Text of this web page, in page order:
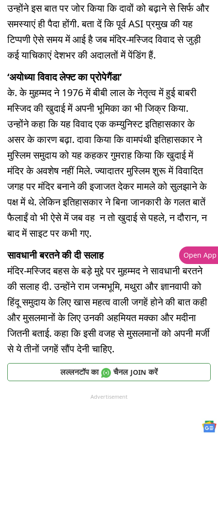
उन्होंने इस बात पर जोर किया कि दावों को बढ़ाने से सिर्फ और
समस्याएं ही पैदा होंगी. बता दें कि पूर्व ASI प्रमुख की यह
टिप्पणी ऐसे समय में आई है जब मंदिर-मस्जिद विवाद से जुड़ी
कई याचिकाएं देशभर की अदालतों में पेंडिंग हैं.
‘अयोध्या विवाद लेफ्ट का प्रोपेगैंडा’
के. के मुहम्मद ने 1976 में बीबी लाल के नेतृत्व में हुई बाबरी
मस्जिद की खुदाई में अपनी भूमिका का भी जिक्र किया.
उन्होंने कहा कि यह विवाद एक कम्युनिस्ट इतिहासकार के
असर के कारण बढ़ा. दावा किया कि वामपंथी इतिहासकार ने
मुस्लिम समुदाय को यह कहकर गुमराह किया कि खुदाई में
मंदिर के अवशेष नहीं मिले. ज्यादातर मुस्लिम शुरू में विवादित
जगह पर मंदिर बनाने की इजाजत देकर मामले को सुलझाने के
पक्ष में थे. लेकिन इतिहासकार ने बिना जानकारी के गलत बातें
फैलाईं वो भी ऐसे में जब वह न तो खुदाई से पहले, न दौरान, न
बाद में साइट पर कभी गए.
सावधानी बरतने की दी सलाह
मंदिर-मस्जिद बहस के बड़े मुद्दे पर मुहम्मद ने सावधानी बरतने
की सलाह दी. उन्होंने राम जन्मभूमि, मथुरा और ज्ञानवापी को
हिंदू समुदाय के लिए खास महत्व वाली जगहें होने की बात कही
और मुसलमानों के लिए उनकी अहमियत मक्का और मदीना
जितनी बताई. कहा कि इसी वजह से मुसलमानों को अपनी मर्जी
से ये तीनों जगहें सौंप देनी चाहिए.
लल्लनटॉप का चैनल JOIN करें
Advertisement
Open App